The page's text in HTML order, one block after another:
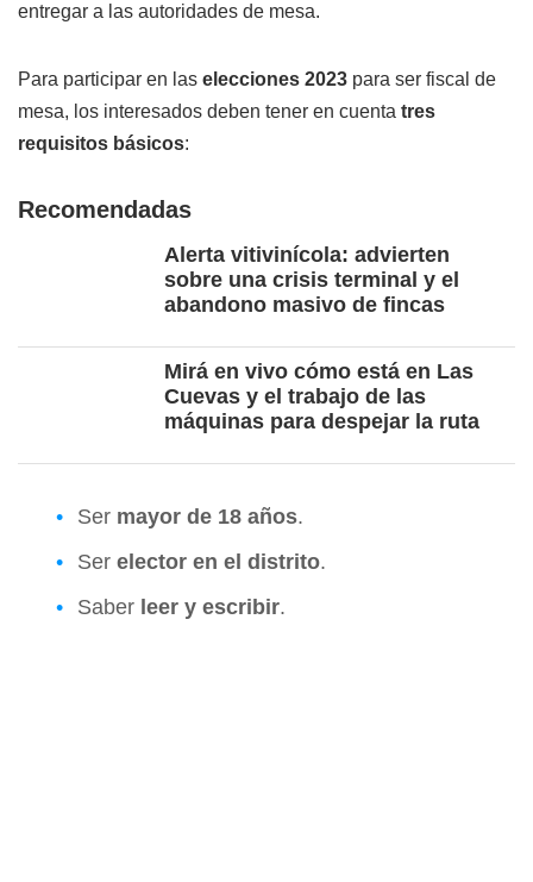
entregar a las autoridades de mesa.
Para participar en las elecciones 2023 para ser fiscal de
mesa, los interesados deben tener en cuenta tres
requisitos básicos:
Recomendadas
Alerta vitivinícola: advierten
sobre una crisis terminal y el
abandono masivo de fincas
Mirá en vivo cómo está en Las
Cuevas y el trabajo de las
máquinas para despejar la ruta
Ser mayor de 18 años.
Ser elector en el distrito.
Saber leer y escribir.